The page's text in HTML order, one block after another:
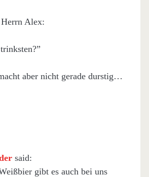
Alex:
aber nicht gerade durstig…
said:
gibt es auch bei uns